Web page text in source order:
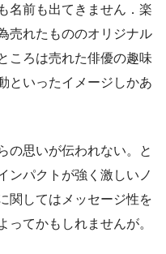
名前も出てきません．楽
売れたもののオリジナル
ころは売れた俳優の趣味
といったイメージしかあ
の思いが伝われない。と
ンパクトが強く激しいノ
関してはメッセージ性を
ってかもしれませんが。